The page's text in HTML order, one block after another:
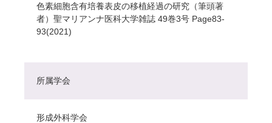
色素細胞含有培養表皮の移植経過の研究（筆頭著
者）聖マリアンナ医科大学雑誌 49巻3号 Page83-
93(2021)
所属学会
形成外科学会